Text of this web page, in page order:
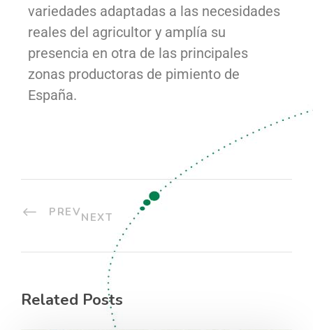
variedades adaptadas a las necesidades
reales del agricultor y amplía su
presencia en otra de las principales
zonas productoras de pimiento de
España.
PREVNEXT
Related Posts